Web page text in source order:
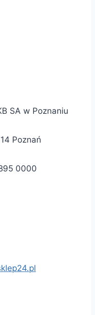
SA w Poznaniu
Poznań
0000